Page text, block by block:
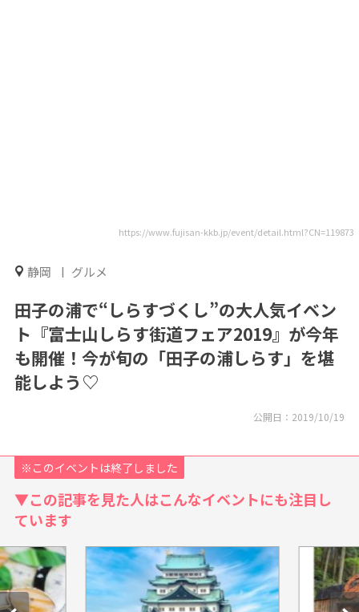
https://www.fujisan-kkb.jp/event/detail.html?CN=119873
静岡 グルメ
田子の浦で“しらすづくし”の大人気イベン
ト『富士山しらす街道フェア2019』が今年
も開催！今が旬の「田子の浦しらす」を堪
能しよう♡
公開日： 2019/10/19
※このイベントは終了しました
▼この記事を見た人はこんなイベントにも注目し
ています